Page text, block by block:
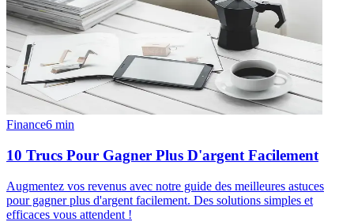
Finance6 min
10 Trucs Pour Gagner Plus D'argent Facilement
Augmentez vos revenus avec notre guide des meilleures astuces
pour gagner plus d'argent facilement. Des solutions simples et
efficaces vous attendent !